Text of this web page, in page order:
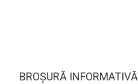
BROȘURĂ INFORMATIVĂ